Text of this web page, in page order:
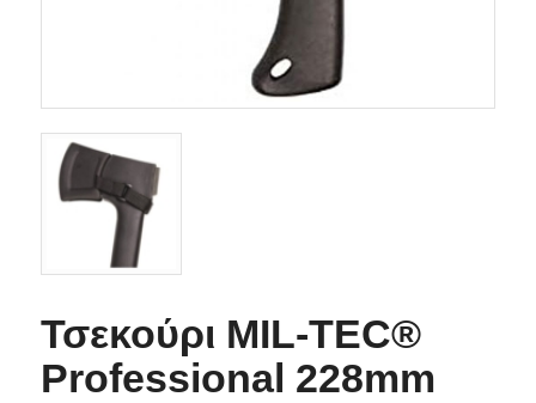
Τσεκούρι MIL-TEC®
Professional 228mm